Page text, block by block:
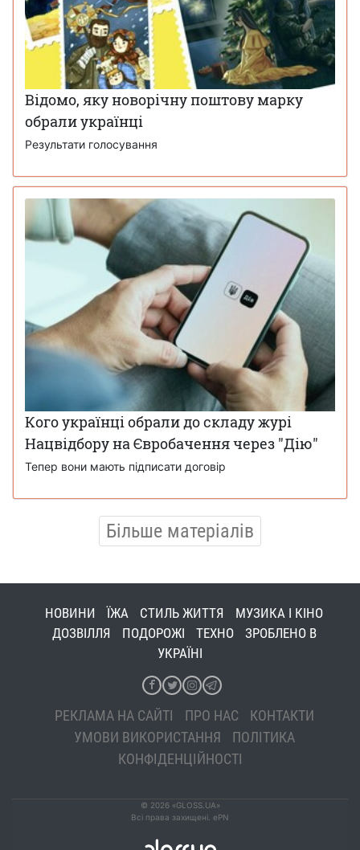
Відомо, яку новорічну поштову марку
обрали українці
Результати голосування
Кого українці обрали до складу журі
Нацвідбору на Євробачення через "Дію"
Тепер вони мають підписати договір
Більше матеріалів
НОВИНИ ЇЖА СТИЛЬ ЖИТТЯ
МУЗИКА І КІНО
ДОЗВІЛЛЯ
ПОДОРОЖІ ТЕХНО
ЗРОБЛЕНО В
УКРАЇНІ
РЕКЛАМА НА САЙТІ ПРО НАС
КОНТАКТИ
УМОВИ ВИКОРИСТАННЯ
ПОЛІТИКА
КОНФІДЕНЦІЙНОСТІ
© 2026 «GLOSS.UA»
Всі права захищені. ePN